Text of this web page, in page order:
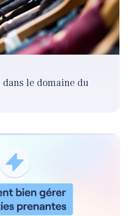
le domaine du